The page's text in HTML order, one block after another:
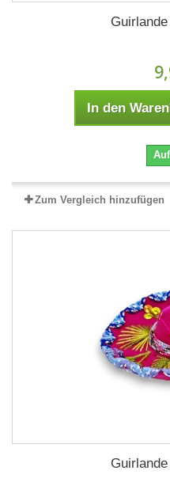
In den
Zum Vergleich hinzufügen